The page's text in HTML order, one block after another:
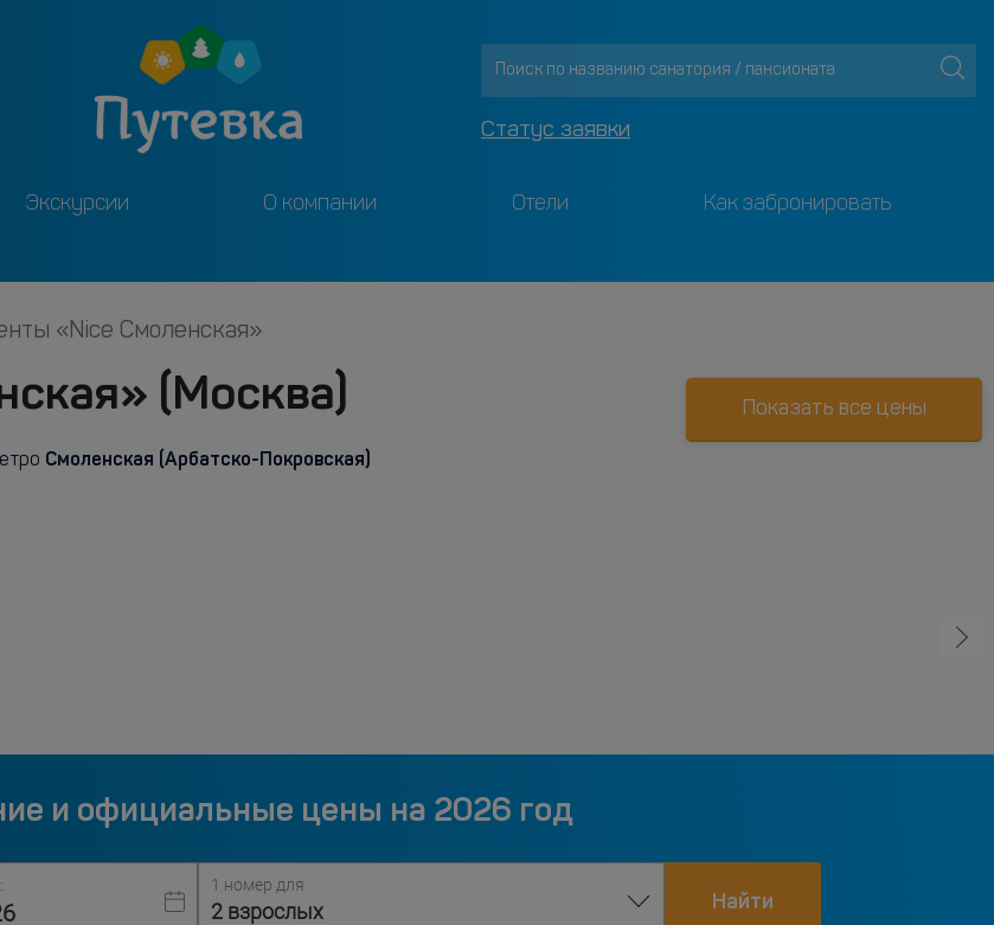
Статус заявки
Экскурсии О компании Отели Как забронировать
«Nice Смоленская»
(Москва)
Смоленская (Арбатско-Покровская)
Показать все цены
и официальные цены на 2026 год
1 номер для
2 взрослых Найти